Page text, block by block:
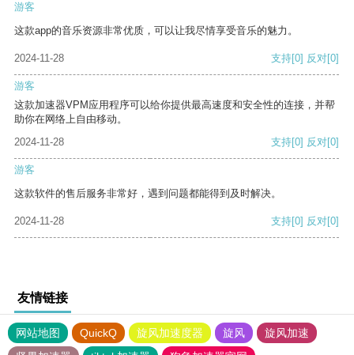
游客
这款app的音乐资源非常优质，可以让我尽情享受音乐的魅力。
2024-11-28 支持[0] 反对[0]
游客
这款加速器VPM应用程序可以给你提供最高速度和安全性的连接，并帮
助你在网络上自由移动。
2024-11-28
支持[0] 反对[0]
游客
这款软件的售后服务非常好，遇到问题都能得到及时解决。
2024-11-28 支持[0] 反对[0]
友情链接
网站地图 QuickQ 旋风加速度器 旋风
旋风加速